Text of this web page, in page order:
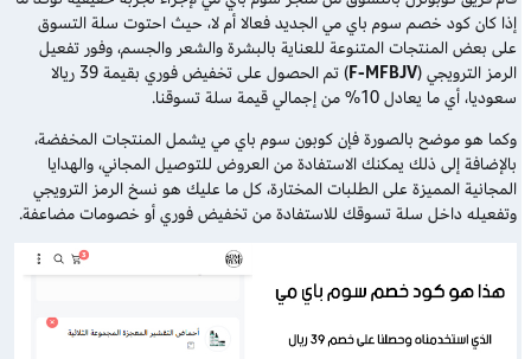
إذا كان كود خصم سوم باي مي الجديد فعالا أم لا، حيث احتوت سلة التسوق
على بعض المنتجات المتنوعة للعناية بالبشرة والشعر والجسم، وفور تفعيل
الرمز الترويجي (F-MFBJV
) تم الحصول على تخفيض فوري بقيمة 39 ريالا
سعوديا، أي ما يعادل 10% من إجمالي قيمة سلة تسوقنا.
وكما هو موضح بالصورة فإن كوبون سوم باي مي يشمل المنتجات المخفضة،
بالإضافة إلى ذلك يمكنك الاستفادة من العروض للتوصيل المجاني، والهدايا
المجانية المميزة على الطلبات المختارة، كل ما عليك هو نسخ الرمز الترويجي
وتفعيله داخل سلة تسوقك للاستفادة من تخفيض فوري أو خصومات مضاعفة.